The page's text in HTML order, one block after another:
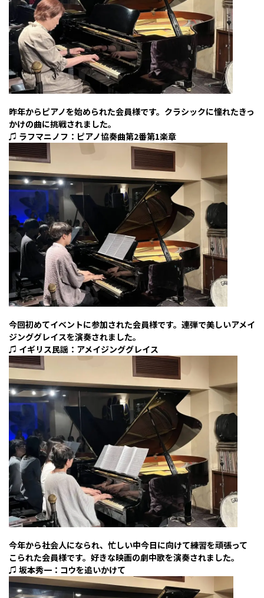
昨年からピアノを始められた会員様です。クラシックに憧れたきっ
かけの曲に挑戦されました。
♫ ラフマニノフ：ピアノ協奏曲第2番第1楽章
今回初めてイベントに参加された会員様です。連弾で美しいアメイ
ジンググレイスを演奏されました。
♫ イギリス民謡：アメイジンググレイス
今年から社会人になられ、忙しい中今日に向けて練習を頑張って
こられた会員様です。好きな映画の劇中歌を演奏されました。
♫ 坂本秀一：コウを追いかけて